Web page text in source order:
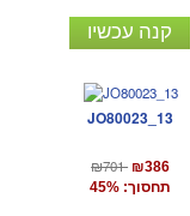
קנה עכשיו
JO80023_13
₪701 ₪386
תחסוך: 45%